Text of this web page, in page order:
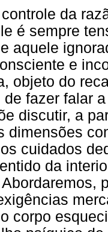
da
é sempre
aquele
e
objeto do
fazer falar
discutir, a
dimensões
cuidados
da
corpo